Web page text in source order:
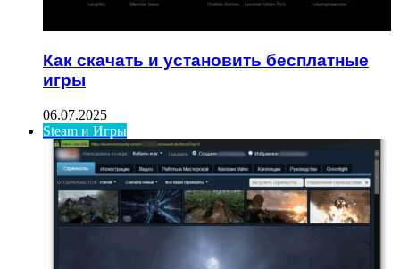
Как скачать и установить бесплатные
игры
06.07.2025
Steam и Игры